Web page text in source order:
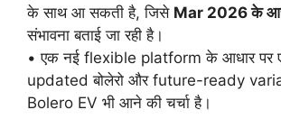
के साथ आ सकती है, जिसे Mar 2026 के
संभावना बताई जा रही है।
• एक नई flexible platform के आधार पर
updated बोलेरो और future-ready
Bolero EV भी आने की चर्चा है।